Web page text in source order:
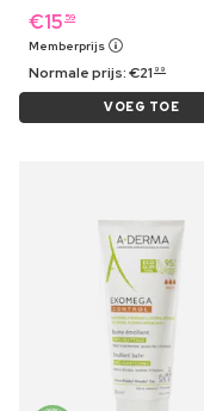
€15 59
Memberprijs
Normale prijs:€21 99
VOEG TOE